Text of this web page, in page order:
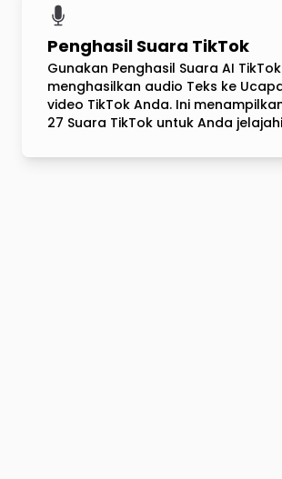
Penghasil Suara TikTok
Gunakan Penghasil Suara AI
menghasilkan audio Teks ke
video TikTok Anda. Ini
27 Suara TikTok untuk Anda jelajahi